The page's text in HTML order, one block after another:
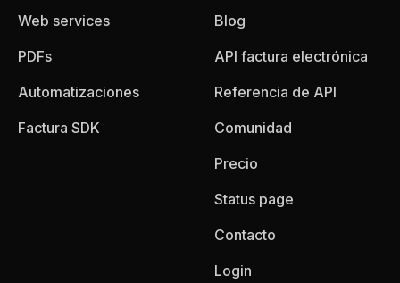
Web services
PDFs
Automatizaciones
Factura SDK
Blog
API factura electrónica
Referencia de API
Comunidad
Precio
Status page
Contacto
Login